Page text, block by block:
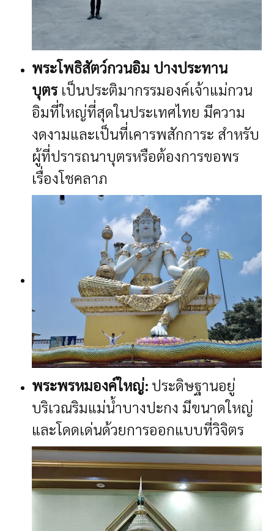
พระโพธิสัตว์กวนอิม ปางประทาน
บุตร เป็นประติมากรรมองค์เจ้าแม่กวน
อิมที่ใหญ่ที่สุดในประเทศไทย มีความ
งดงามและเป็นที่เคารพสักการะ สำหรับ
ผู้ที่ปรารถนาบุตรหรือต้องการขอพร
เรื่องโชคลาภ
พระพรหมองค์ใหญ่: ประดิษฐานอยู่
บริเวณริมแม่น้ำบางปะกง มีขนาดใหญ่
และโดดเด่นด้วยการออกแบบที่วิจิตร